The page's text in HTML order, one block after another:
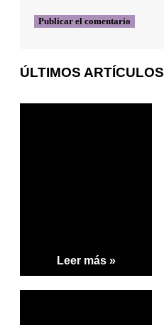
ÚLTIMOS ARTÍCULOS
Leer más »